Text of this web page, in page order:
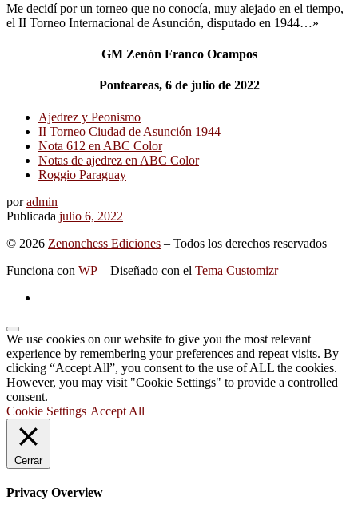
Me decidí por un torneo que no conocía, muy alejado en el tiempo,
el II Torneo Internacional de Asunción, disputado en 1944…»
GM Zenón Franco Ocampos
Ponteareas, 6 de julio de 2022
Ajedrez y Peonismo
II Torneo Ciudad de Asunción 1944
Nota 612 en ABC Color
Notas de ajedrez en ABC Color
Roggio Paraguay
poradmin
Publicada julio 6, 2022
© 2026 Zenonchess Ediciones – Todos los derechos reservados
Funciona con WP – Diseñado con el Tema Customizr
We use cookies on our website to give you the most relevant
experience by remembering your preferences and repeat visits. By
clicking “Accept All”, you consent to the use of ALL the cookies.
However, you may visit "Cookie Settings" to provide a controlled
consent.
Cookie Settings Accept All
Cerrar
Privacy Overview